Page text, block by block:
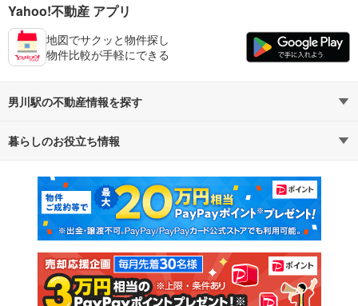
Yahoo!不動産 アプリ
地図でサクッと物件探し
物件比較が手軽にできる
男川駅の不動産情報を探す
不動産・住宅
新築マンション 中古マンション
新築一戸建て 中古一戸建て
注文住宅 土地
暮らしのお役立ち情報
マンションカタログ 教えて！住まいの先生